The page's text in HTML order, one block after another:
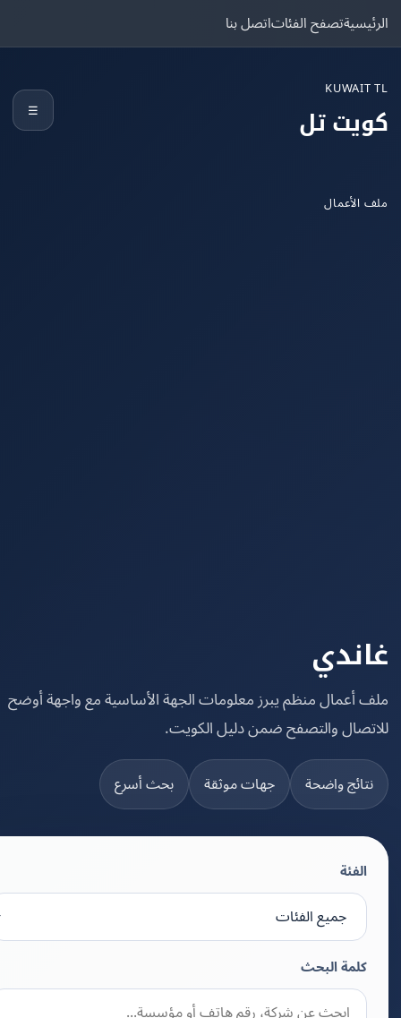
تصفح الفئاتاتصل بنا
تل
منظم يبرز معلومات الجهة الأساسية مع واجهة أوضح
والتصفح ضمن دليل الكويت.
واضحة جهات موثقة بحث أسرع
كلمة البحث